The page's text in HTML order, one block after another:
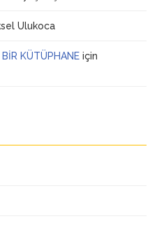
Ulukoca
KÜTÜPHANE için